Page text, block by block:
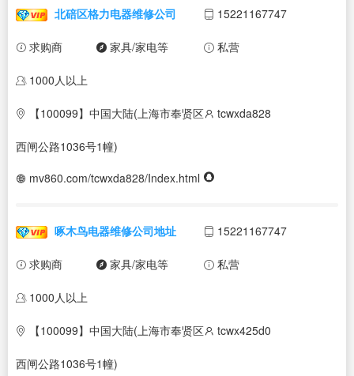
北碚区格力电器维修公司 15221167747
求购商 家具/家电等 私营
1000人以上
【100099】中国大陆(上海市奉贤区
西闸公路1036号1幢)
tcwxda828
mv860.com/tcwxda828/Index.html
啄木鸟电器维修公司地址 15221167747
求购商 家具/家电等 私营
1000人以上
【100099】中国大陆(上海市奉贤区
西闸公路1036号1幢)
tcwx425d0